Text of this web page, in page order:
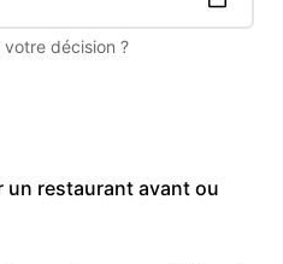
décision ?
un restaurant avant ou